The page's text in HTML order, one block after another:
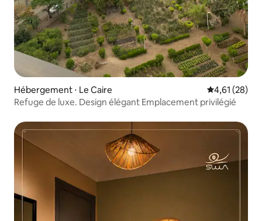
Hébergement ⋅ Le Caire Évaluation
4,61 (28)
Refuge de luxe. Design élégant Emplacement privilégié